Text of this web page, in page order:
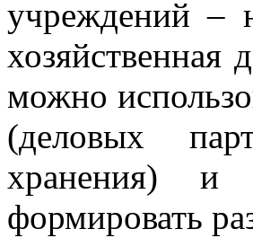
учреждений –
хозяйственная
можно
(деловых
хранения) и
формировать